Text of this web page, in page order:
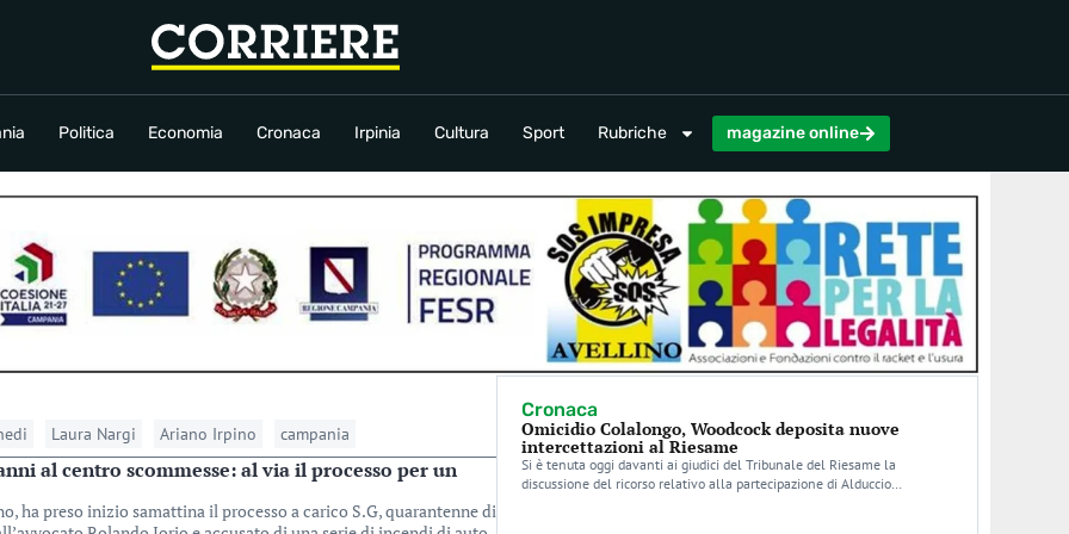
Politica Economia Cronaca Irpinia Cultura Sport Rubriche magazine online
Cronaca Irpinia Sport Rubriche
Laura Nargi Ariano Irpino campania
al centro scommesse: al via il processo per un
ha preso inizio samattina il processo a carico S.G, quarantenne di
Cronaca
Omicidio Colalongo, Woodcock deposita nuove
intercettazioni al Riesame
Si è tenuta oggi davanti ai giudici del Tribunale del Riesame la
discussione del ricorso relativo alla partecipazione di Alduccio…